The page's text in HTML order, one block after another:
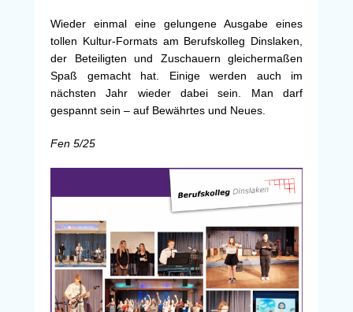
Wieder einmal eine gelungene Ausgabe eines
tollen Kultur-Formats am Berufskolleg Dinslaken,
der Beteiligten und Zuschauern gleichermaßen
Spaß gemacht hat. Einige werden auch im
nächsten Jahr wieder dabei sein. Man darf
gespannt sein – auf Bewährtes und Neues.
Fen 5/25